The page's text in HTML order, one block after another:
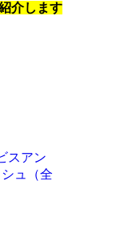
介します
スアン
ュ（全